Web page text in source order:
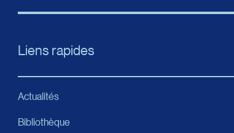
Liens rapides
Actualités
Bibliothèque